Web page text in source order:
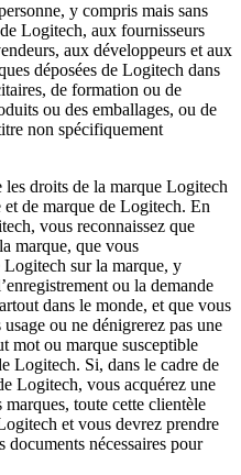
y compris mais sans
Logitech, aux fournisseurs
aux développeurs et aux
déposées de Logitech dans
de formation ou de
ou des emballages, ou de
non spécifiquement
les droits de la marque Logitech
et de marque de Logitech. En
vous reconnaissez que
marque, que vous
Logitech sur la marque, y
ou la demande
dans le monde, et que vous
ou ne dénigrerez pas une
mot ou marque susceptible
Logitech. Si, dans le cadre de
Logitech, vous acquérez une
toute cette clientèle
et vous devrez prendre
documents nécessaires pour